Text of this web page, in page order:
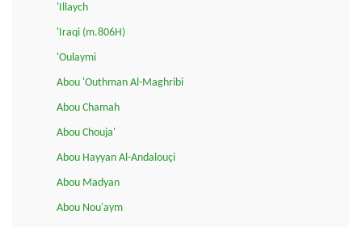
'Illaych
'Iraqi (m.806H)
'Oulaymi
Abou 'Outhman Al-Maghribi
Abou Chamah
Abou Chouja'
Abou Hayyan Al-Andalouçi
Abou Madyan
Abou Nou'aym